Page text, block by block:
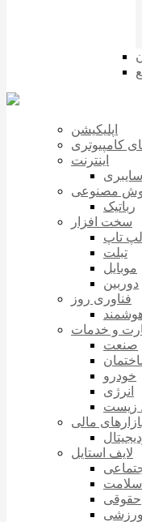
اپلیکیشن
کامپیوتری
اینترنت
مصنوعی
رباتیک
سخت افزار
لپ تاپ
تبلت
موبایل
دوربین
فناوری روز
و خدمات
صنعت
خودرو
انرژی
زیست
مالی
لایف استایل
حقوقی
ورزشی